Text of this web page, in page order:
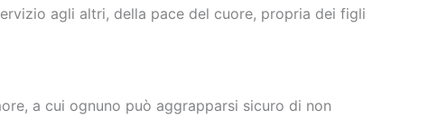
agli altri, della pace del cuore, propria dei figli
a cui ognuno può aggrapparsi sicuro di non